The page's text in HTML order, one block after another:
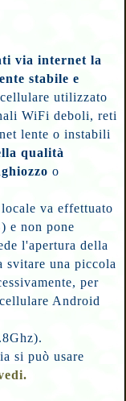
via internet la
stabile e
utilizzato
WiFi deboli, reti
lente o instabili
qualità
o
va effettuato
e non pone
l'apertura della
svitare una piccola
per
Android
si può usare